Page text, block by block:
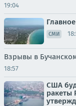
19:04
СМИ
Взрывы в
18:57
США
ракеты